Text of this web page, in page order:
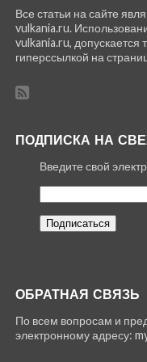
Все статьи на сайте
vulkania.ru.
vulkania.ru, допускается
гиперссылкой на
ПОДПИСКА НА
Введите свой
ОБРАТНАЯ СВЯЗЬ
По всем вопросам и
электронному адресу: